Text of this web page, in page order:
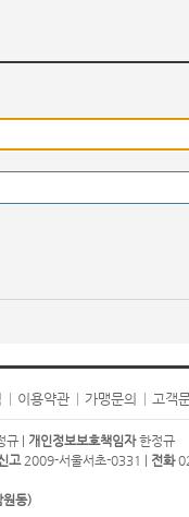
이용약관 가맹문의 고객
| 개인정보보호책임자한정규
고2009-서울서초-0331 | 전화
원동)